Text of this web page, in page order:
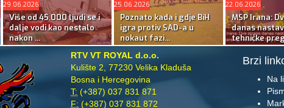
29.06.2026
Više od 45.000 ljudi se i
dalje vodi kao nestalo
nakon ...
25.06.2026
Poznato kada i gdje BiH
igra protiv SAD-a u
nokaut fazi...
22.06.2026
MSP Irana:
danas
tehničke
RTV VT ROYAL d.o.o.
Kulište 2, 77230 Velika Kladuša
Bosna i Hercegovina
T: (+387) 037 831 871
F: (+387) 037 831 872
Brzi
Na